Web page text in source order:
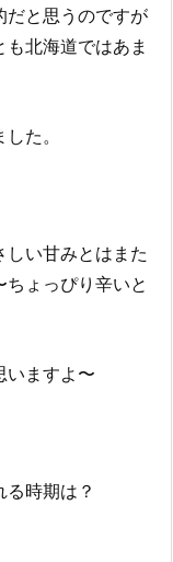
だと思うのですが
も北海道ではあま
た。
しい甘みとはまた
ょっぴり辛いと
いますよ〜
時期は？